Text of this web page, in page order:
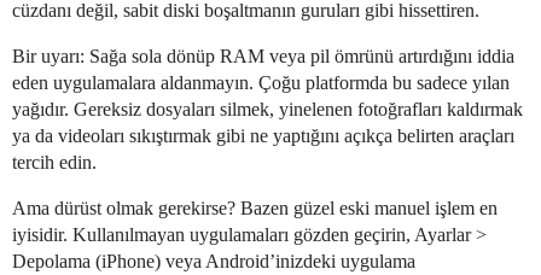
cüzdanı değil, sabit diski boşaltmanın guruları gibi hissettiren.
Bir uyarı: Sağa sola dönüp RAM veya pil ömrünü artırdığını iddia
eden uygulamalara aldanmayın. Çoğu platformda bu sadece yılan
yağıdır. Gereksiz dosyaları silmek, yinelenen fotoğrafları kaldırmak
ya da videoları sıkıştırmak gibi ne yaptığını açıkça belirten araçları
tercih edin.
Ama dürüst olmak gerekirse? Bazen güzel eski manuel işlem en
iyisidir. Kullanılmayan uygulamaları gözden geçirin, Ayarlar >
Depolama (iPhone) veya Android’inizdeki uygulama